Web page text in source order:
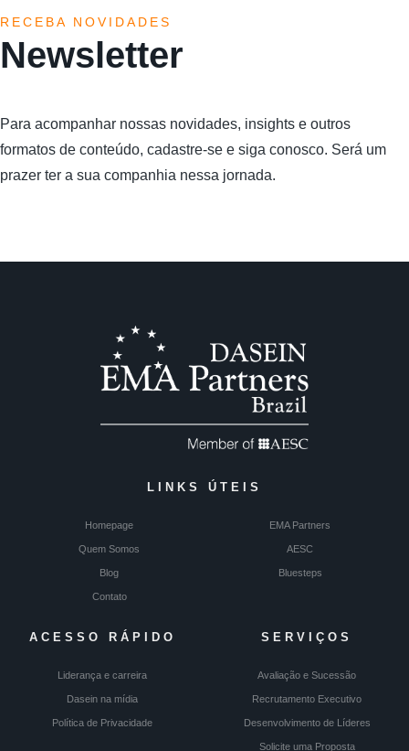
RECEBA NOVIDADES
Newsletter
Para acompanhar nossas novidades, insights e outros
formatos de conteúdo, cadastre-se e siga conosco. Será um
prazer ter a sua companhia nessa jornada.
LINKS ÚTEIS
Homepage EMA Partners
Quem Somos AESC
Blog Bluesteps
Contato
ACESSO RÁPIDO
Liderança e carreira
Dasein na mídia
Política de Privacidade
SERVIÇOS
Avaliação e Sucessão
Recrutamento Executivo
Desenvolvimento de Líderes
Solicite uma Proposta